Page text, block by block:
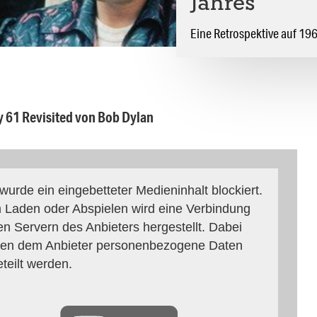
Jahres
Eine Retrospektive auf
61 Revisited von Bob Dylan
ein eingebetteter Medieninhalt blockiert.
Laden oder Abspielen wird eine Verbindung
Servern des Anbieters hergestellt. Dabei
dem Anbieter personenbezogene Daten
werden.